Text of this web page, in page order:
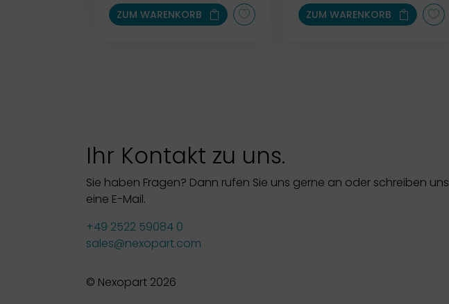
ZUM WARENKORB ZUM WARENKORB
Ihr Kontakt zu uns.
Sie haben Fragen? Dann rufen Sie uns gerne an oder schreiben uns
eine E-Mail.
+49 2522 59084 0
sales@nexopart.com
© Nexopart 2026